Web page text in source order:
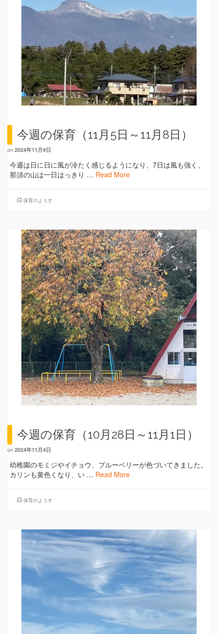
今週の保育（11月5日～11月8日）
on 2024年11月9日
今週は日に日に風が冷たく感じるようになり、7日は風も強く、
那須の山は一日はっきり … Read More
保育のようす
今週の保育（10月28日～11月1日）
on 2024年11月4日
幼稚園のモミジやイチョウ、ブルーベリーが色づいてきました。
カリンも黄色くなり、い … Read More
保育のようす